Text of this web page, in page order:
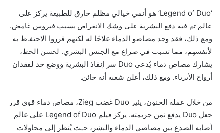
‘Legend of Duo’ هو أنمي خيالي مظلم خارق للطبيعة يركز على
عالم تم فيه دفع البشرية على وشك الانقراض بسبب فيروس غامض.
ومع ذلك، فقد وجد مصاصو الدماء علاجًا له لكنهم قرروا الاحتفاظ به
لأنفسهم، مما تسبب في صراع مع الجنس البشري. لحسن الحظ،
يشارك مصاص دماء يُدعى Duo سر إنقاذ البشرية ووضع حد لفقدان
أرواح الأبرياء. ومع ذلك، أعلن شعبه أنه خائن.
من خلال عمله الحنون، يثير Duo غضب Zieg، مصاص دماء قوي قرر
جعل Duo يدفع ثمن جريمته. يركز فيلم Legend of Duo على عالم
أصابه الصدع بين مصاصي الدماء والبشر، حيث يُنظر إلى محاولات